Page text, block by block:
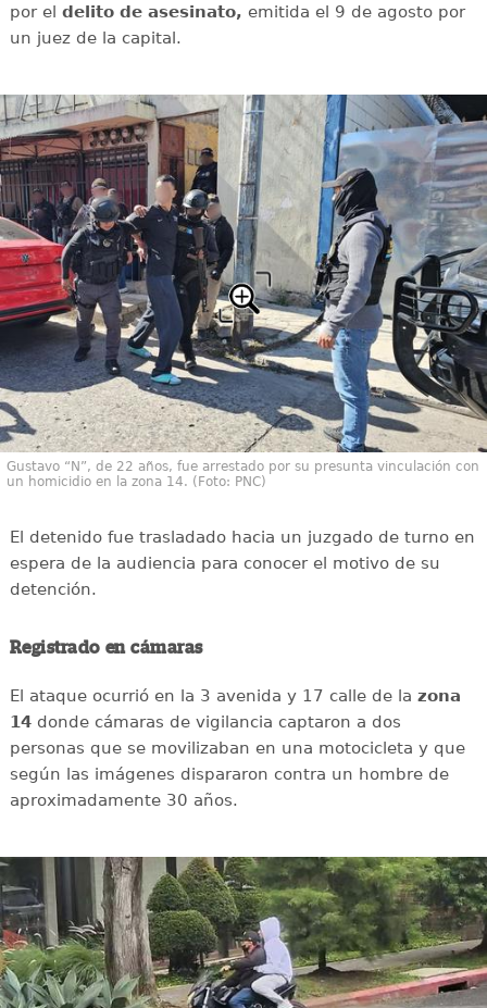
por el delito de asesinato, emitida el 9 de agosto por
un juez de la capital.
Gustavo “N”, de 22 años, fue arrestado por su presunta vinculación con
un homicidio en la zona 14. (Foto: PNC)
El detenido fue trasladado hacia un juzgado de turno en
espera de la audiencia para conocer el motivo de su
detención.
Registrado en cámaras
El ataque ocurrió en la 3 avenida y 17 calle de la zona
14donde cámaras de vigilancia captaron a dos
personas que se movilizaban en una motocicleta y que
según las imágenes dispararon contra un hombre de
aproximadamente 30 años.